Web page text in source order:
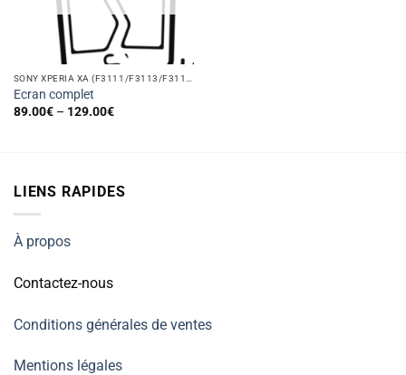
Ecran complet
89.00€– 129.00€
LIENS RAPIDES
À propos
Contactez-nous
Conditions générales de ventes
Mentions légales